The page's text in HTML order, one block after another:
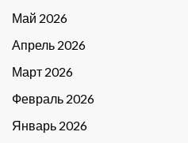
Май 2026
Апрель 2026
Март 2026
Февраль 2026
Январь 2026